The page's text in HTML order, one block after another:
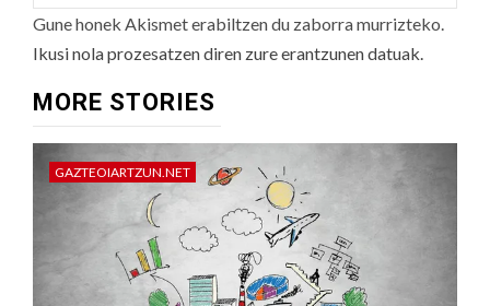
Gune honek Akismet erabiltzen du zaborra murrizteko.
Ikusi nola prozesatzen diren zure erantzunen datuak.
MORE STORIES
GAZTEOIARTZUN.NET